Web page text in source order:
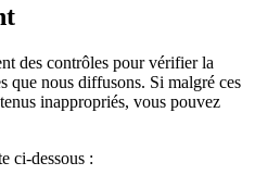
des contrôles pour vérifier la
que nous diffusons. Si malgré ces
inappropriés, vous pouvez
ci-dessous :